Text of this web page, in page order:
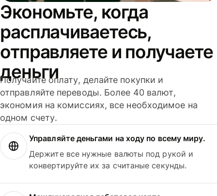
Экономьте, когда
расплачиваетесь,
отправляете и получаете
деньги
Получайте оплату, делайте покупки и
отправляйте переводы. Более 40 валют,
экономия на комиссиях, все необходимое на
одном счету.
Управляйте деньгами на ходу по всему миру.
Держите все нужные валюты под рукой и
конвертируйте их за считаные секунды.